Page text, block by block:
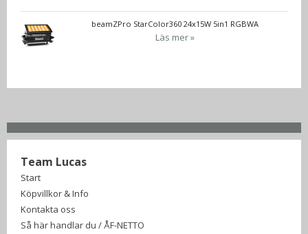
beamZPro StarColor360 24x15W 5in1 RGBWA
Läs mer »
Team Lucas
Start
Köpvillkor & Info
Kontakta oss
Så här handlar du / ÅF-NETTO